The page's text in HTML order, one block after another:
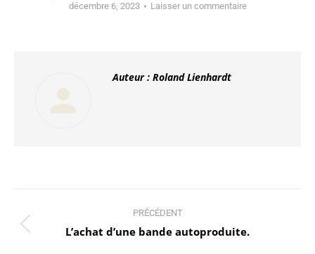
décembre 6, 2023
Laisser un commentaire
Auteur : Roland Lienhardt
article
PRÉCÉDENT
Article
L’achat d’une bande autoproduite.